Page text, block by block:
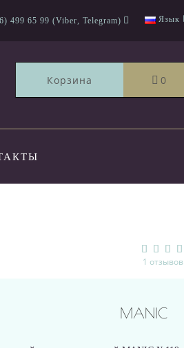
499 65 99 (Viber, Telegram) Язык
Корзина 0
1 отзывов